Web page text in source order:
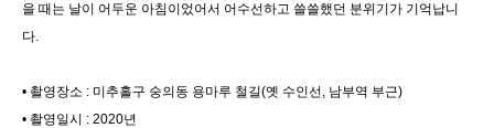
을 때는 날이 어두운 아침이었어서 어수선하고 쓸쓸했던 분위기가 기억납니
다.
• 촬영장소 : 미추홀구 숭의동 용마루 철길(옛 수인선, 남부역 부근)
• 촬영일시 : 2020년